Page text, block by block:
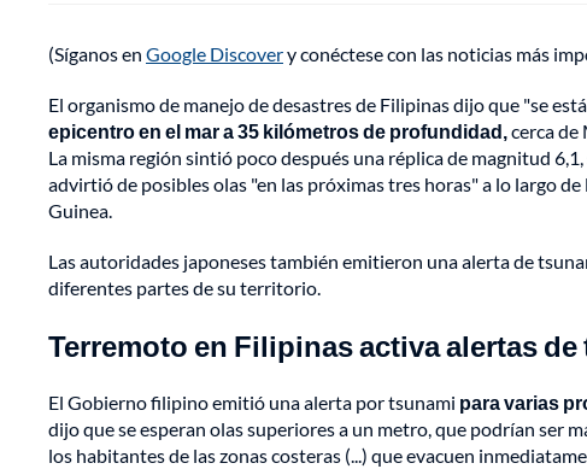
(Síganos en Google Discovery conéctese con las noticias más
El organismo de manejo de desastres de Filipinas dijo que "se
epicentro en el mar a 35 kilómetros de profundidad,cerca de
La misma región sintió poco después una réplica de magnitud
advirtió de posibles olas "en las próximas tres horas" a lo largo
Guinea.
Las autoridades japoneses también emitieron una alerta de
diferentes partes de su territorio.
Terremoto en Filipinas activa alertas
El Gobierno filipino emitió una alerta por tsunami para varias
dijo que se esperan olas superiores a un metro, que podrían ser
los habitantes de las zonas costeras (...) que evacuen